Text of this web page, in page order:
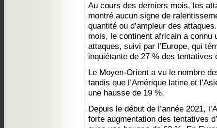
Au cours des derniers mois, les
montré aucun signe de
quantité ou d’ampleur des
mois, le continent africain a connu
attaques, suivi par l’Europe, qui
inquiétante de 27 % des tentatives
Le Moyen-Orient a vu le nombre
tandis que l’Amérique latine et
une hausse de 19 %.
Depuis le début de l’année 2021,
forte augmentation des tentatives